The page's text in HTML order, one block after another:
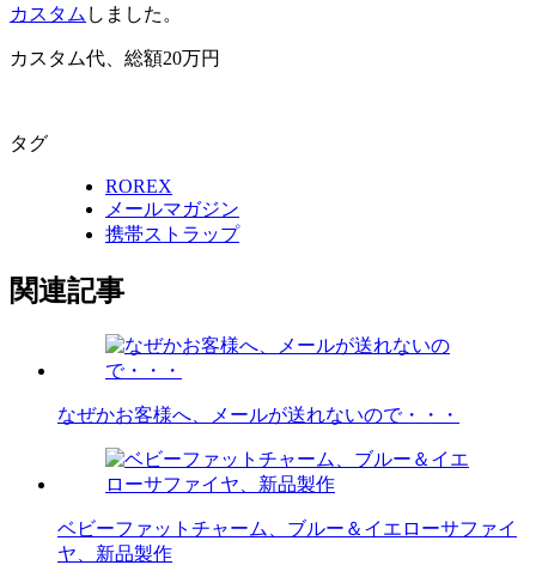
カスタム しました。
カスタム代、総額20万円
タグ
ROREX
メールマガジン
携帯ストラップ
関連記事
なぜかお客様へ、メールが送れないので・・・
ベビーファットチャーム、ブルー＆イエローサファイ
ヤ、新品製作